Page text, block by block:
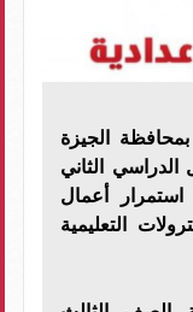
الجيزة
الدراسي الثاني
2026، وسط استمرار أعمال
التعليمية